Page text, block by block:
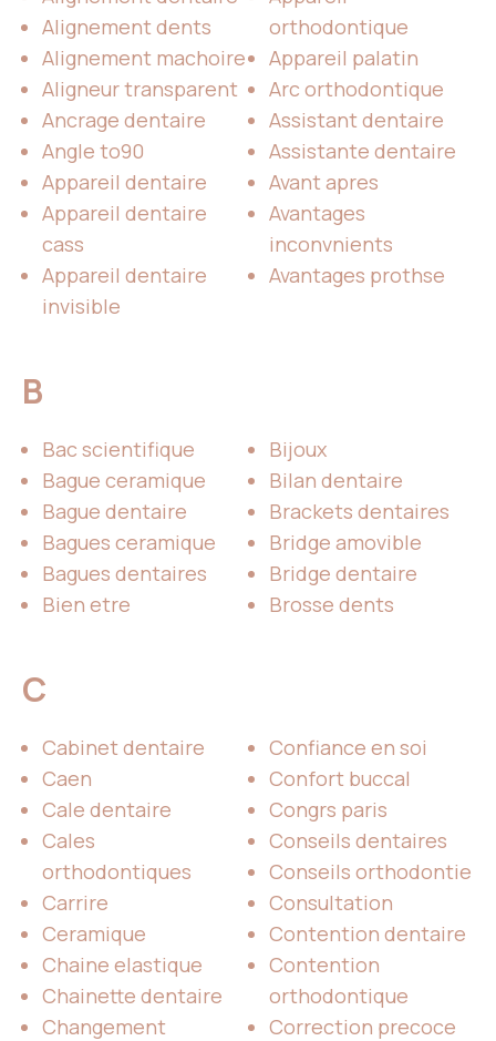
Alignement dents
Alignement machoire
Aligneur transparent
Ancrage dentaire
Angle to90
Appareil dentaire
Appareil dentaire
cass
Appareil dentaire
invisible
orthodontique
Appareil palatin
Arc orthodontique
Assistant dentaire
Assistante dentaire
Avant apres
Avantages
inconvnients
Avantages prothse
B
Bac scientifique
Bague ceramique
Bague dentaire
Bagues ceramique
Bagues dentaires
Bien etre
Bijoux
Bilan dentaire
Brackets dentaires
Bridge amovible
Bridge dentaire
Brosse dents
C
Cabinet dentaire
Caen
Cale dentaire
Cales
orthodontiques
Carrire
Ceramique
Chaine elastique
Chainette dentaire
Changement
Confiance en soi
Confort buccal
Congrs paris
Conseils dentaires
Conseils orthodontie
Consultation
Contention dentaire
Contention
orthodontique
Correction precoce